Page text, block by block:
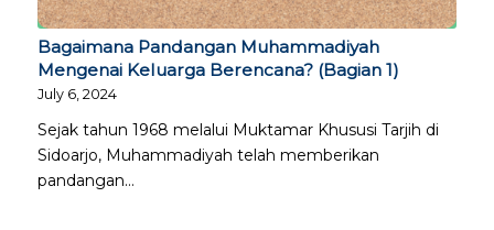
Bagaimana Pandangan Muhammadiyah
Mengenai Keluarga Berencana? (Bagian 1)
July 6, 2024
Sejak tahun 1968 melalui Muktamar Khususi Tarjih di
Sidoarjo, Muhammadiyah telah memberikan
pandangan…